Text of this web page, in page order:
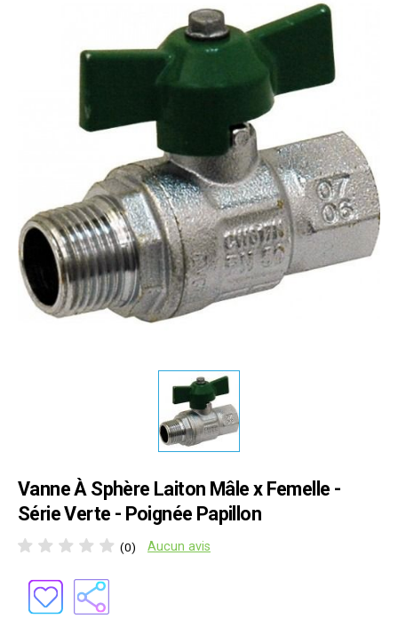
Vanne À Sphère Laiton Mâle x Femelle -
Série Verte - Poignée Papillon
(0) Aucun avis